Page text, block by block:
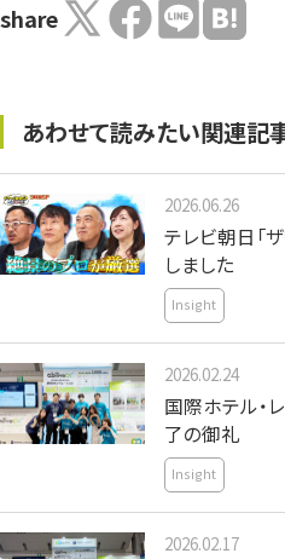
share
あわせて読みたい関連記
2026.06.26
テレビ朝日「
しました
Insight
2026.02.24
国際ホテル・
了の御礼
Insight
2026.02.17